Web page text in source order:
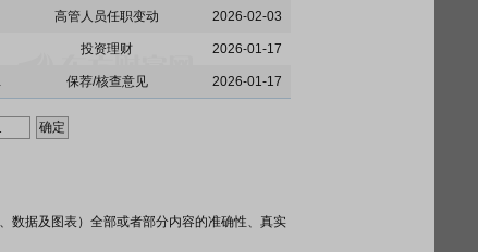
高管人员任职变动 2026-02-03
投资理财 2026-01-17
的核查意见 保荐/核查意见 2026-01-17
数据及图表）全部或者部分内容的准确性、真实